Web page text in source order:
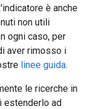
è anche
non utili
ogni caso, per
aver rimosso i
linee guida.
le ricerche in
estenderlo ad